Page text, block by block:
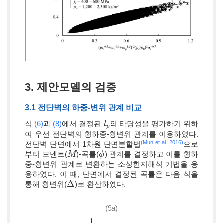
3. 제안모델의 검증
3.1 전단벽의 하중-변위 관계 비교
식 (6)과 (8)에서 결정된 lp
lp 의 타당성을 평가하기 위하
여 우선 전단벽의 횡하중-횡변위 관계를 이용하였다.
전단벽 단면에서 1차원 단면분할법(Mun et al. 2016) 으로
부터 모멘트(M
M )-곡률(ϕ
ϕ ) 관계를 결정하고 이를 횡하
중-횡변위 관계로 변환하는 소성힌지해석 기법을 응
용하였다. 이 때, 단면에서 결정된 곡률은 다음 식을
통해 횡변위(Δ
Δ )로 환산하였다.
(9a)